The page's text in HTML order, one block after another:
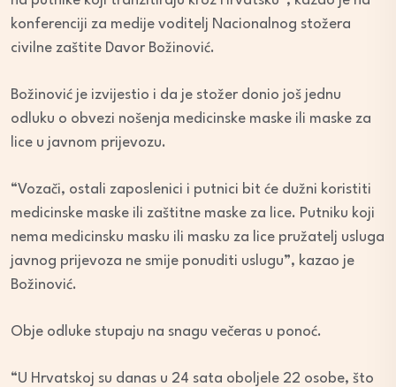
konferenciji za medije voditelj Nacionalnog stožera
civilne zaštite Davor Božinović.
Božinović je izvijestio i da je stožer donio još jednu
odluku o obvezi nošenja medicinske maske ili maske za
lice u javnom prijevozu.
“Vozači, ostali zaposlenici i putnici bit će dužni koristiti
medicinske maske ili zaštitne maske za lice. Putniku koji
nema medicinsku masku ili masku za lice pružatelj usluga
javnog prijevoza ne smije ponuditi uslugu”, kazao je
Božinović.
Obje odluke stupaju na snagu večeras u ponoć.
“U Hrvatskoj su danas u 24 sata oboljele 22 osobe, što